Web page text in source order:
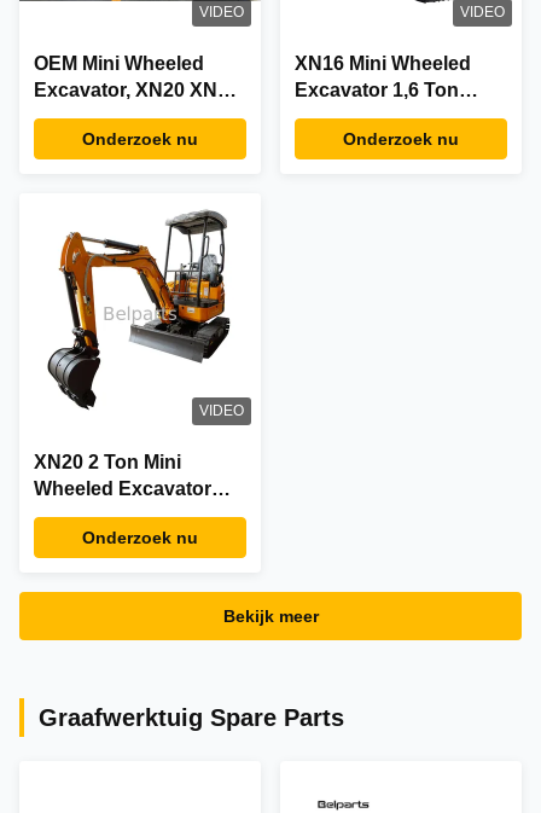
VIDEO
OEM Mini Wheeled
Excavator, XN20 XN10
Mini Excavator
Onderzoek nu
VIDEO
XN16 Mini Wheeled
Excavator 1,6 Ton
hydraulische backhoe
Onderzoek nu
VIDEO
XN20 2 Ton Mini
Wheeled Excavator
10kw 11.2kw 2200r/Min
Onderzoek nu
Bekijk meer
Graafwerktuig Spare Parts